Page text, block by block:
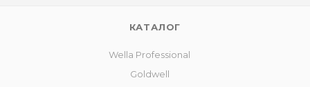
КАТАЛОГ
Wella Professional
Goldwell